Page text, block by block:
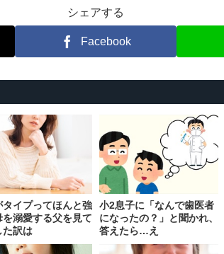
シェアする
Facebook
タイプってほんと強
を溺愛する父を見て
た訳は
小2息子に「なんで歯医者
になったの？」と聞かれ、
答えたら…え